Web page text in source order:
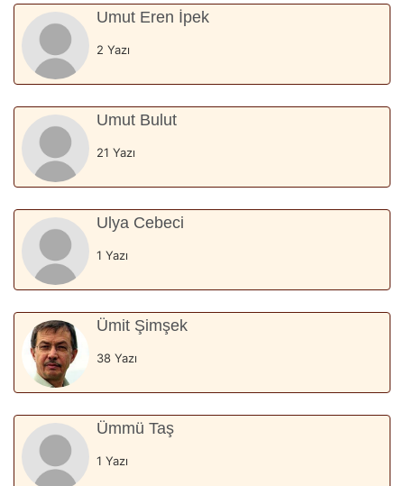
Umut Eren İpek
2 Yazı
Umut Bulut
21 Yazı
Ulya Cebeci
1 Yazı
Ümit Şimşek
38 Yazı
Ümmü Taş
1 Yazı